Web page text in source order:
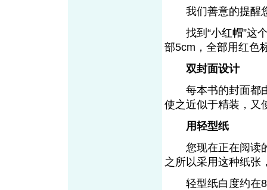
我们善意的提醒
找到“小红帽”这个
部5cm，全部用红
双封面设计
每本书的封面都由
使之近似于精装，
用轻型纸
您现在正在阅读的
之所以采用这种纸
轻型纸白度约在